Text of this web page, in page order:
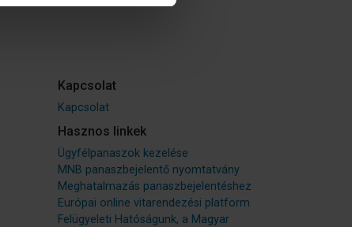
Kapcsolat
Kapcsolat
Hasznos linkek
Ügyfélpanaszok kezelése
MNB panaszbejelentő nyomtatvány
Meghatalmazás panaszbejelentéshez
Európai online vitarendezési platform
Felügyeleti Hatóságunk, a Magyar